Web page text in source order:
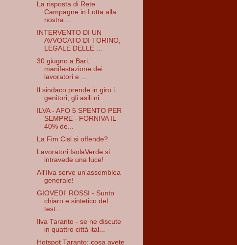
La risposta di Rete
Campagne in Lotta alla
nostra ...
INTERVENTO DI UN
AVVOCATO DI TORINO,
LEGALE DELLE ...
30 giugno a Bari,
manifestazione dei
lavoratori e ...
Il sindaco prende in giro i
genitori, gli asili ni...
ILVA - AFO 5 SPENTO PER
SEMPRE - FORNIVA IL
40% de...
La Fim Cisl si offende?
Lavoratori IsolaVerde si
intravede una luce!
All'Ilva serve un'assemblea
generale!
GIOVEDI' ROSSI - Sunto
chiaro e sintetico del
test...
Ilva Taranto - se ne discute
in quattro città ital...
Hotspot Taranto: cosa avete